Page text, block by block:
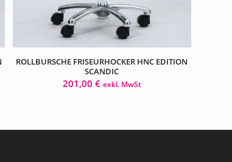
ROLLBURSCHE FRISEURHOCKER HNC EDITION
SCANDIC
201,00 € exkl. MwSt